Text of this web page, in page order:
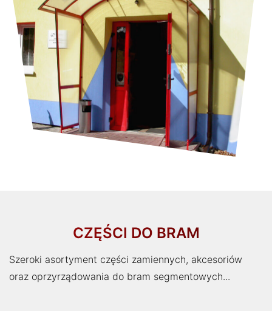
CZĘŚCI DO BRAM
Szeroki asortyment części zamiennych, akcesoriów
oraz oprzyrządowania do bram segmentowych...